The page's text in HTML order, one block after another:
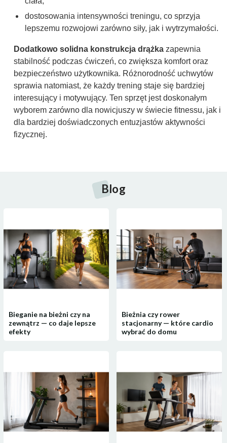
dostosowania intensywności treningu, co sprzyja
lepszemu rozwojowi zarówno siły, jak i wytrzymałości.
Dodatkowo solidna konstrukcja drążka zapewnia
stabilność podczas ćwiczeń, co zwiększa komfort oraz
bezpieczeństwo użytkownika. Różnorodność uchwytów
sprawia natomiast, że każdy trening staje się bardziej
interesujący i motywujący. Ten sprzęt jest doskonałym
wyborem zarówno dla nowicjuszy w świecie fitnessu, jak i
dla bardziej doświadczonych entuzjastów aktywności
fizycznej.
Blog
Bieganie na bieżni czy na
zewnątrz — co daje lepsze
efekty
Bieżnia czy rower
stacjonarny — które cardio
wybrać do domu